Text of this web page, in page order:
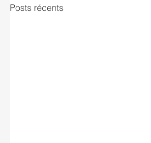
Posts récents